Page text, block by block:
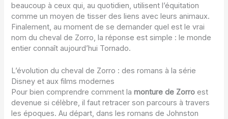
beaucoup à ceux qui, au quotidien, utilisent l’équitation
comme un moyen de tisser des liens avec leurs animaux.
Finalement, au moment de se demander quel est le vrai
nom du cheval de Zorro, la réponse est simple : le monde
entier connaît aujourd’hui Tornado.
L’évolution du cheval de Zorro : des romans à la série
Disney et aux films modernes
Pour bien comprendre comment lamonture de Zorro est
devenue si célèbre, il faut retracer son parcours à travers
les époques. Au départ, dans les romans de Johnston